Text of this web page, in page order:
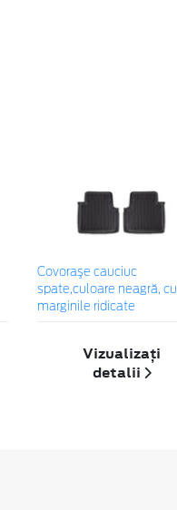
Covoraşe cauciuc
spate,culoare neagră, cu
marginile ridicate
Vizualizați
detalii